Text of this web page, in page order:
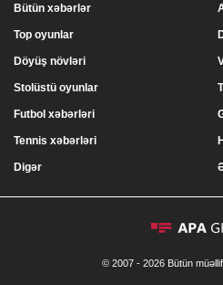
Bütün xəbərlər
Top oyunlar
Döyüş növləri
Stolüstü oyunlar
Futbol xəbərləri
Tennis xəbərləri
Digər
© 2007 - 2026 Bütün